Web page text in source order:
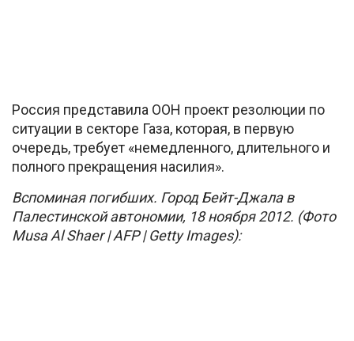
Россия представила ООН проект резолюции по
ситуации в секторе Газа, которая, в первую
очередь, требует «немедленного, длительного и
полного прекращения насилия».
Вспоминая погибших. Город Бейт-Джала в
Палестинской автономии, 18 ноября 2012. (Фото
Musa Al Shaer | AFP | Getty Images):